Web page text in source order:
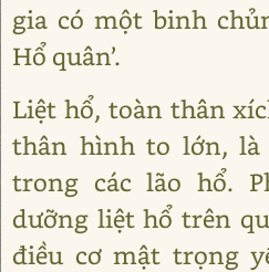
gia có một binh
Hổ quân’.
Liệt hổ, toàn thân
thân hình to lớn, là
trong các lão hổ.
dưỡng liệt hổ trên
điều cơ mật trọng